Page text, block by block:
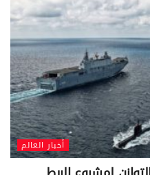
أخبار العالم